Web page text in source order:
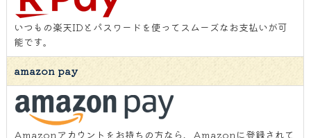
いつもの楽天IDとパスワードを使ってスムーズなお支払いが可
能です。
amazon pay
Amazonアカウントをお持ちの方なら、Amazonに登録されて